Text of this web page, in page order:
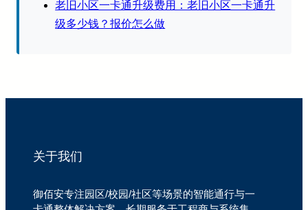
老旧小区一卡通升级费用：老旧小区一卡通升
级多少钱？报价怎么做
关于我们
御佰安专注园区/校园/社区等场景的智能通行与一